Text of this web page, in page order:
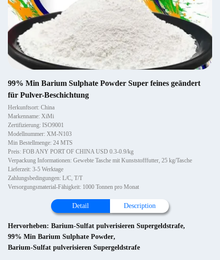
99% Min Barium Sulphate Powder Super feines geändert
für Pulver-Beschichtung
Herkunftsort: China
Markenname: XiMi
Zertifizierung: ISO9001
Modellnummer: XM-N103
Min Bestellmenge: 24 MTS
Preis: FOB ANY PORT OF CHINA USD 0.3-0.9/kg
Verpackung Informationen: Gewebte Tasche mit Kunststofffutter, 25 kg/Tasche
Lieferzeit: 3-5 Werktage
Zahlungsbedingungen: L/C, T/T
Versorgungsmaterial-Fähigkeit: 1000 Tonnen pro Monat
Detail Description
Hervorheben: Barium-Sulfat pulverisieren Supergeldstrafe,
99% Min Barium Sulphate Powder,
Barium-Sulfat pulverisieren Supergeldstrafe